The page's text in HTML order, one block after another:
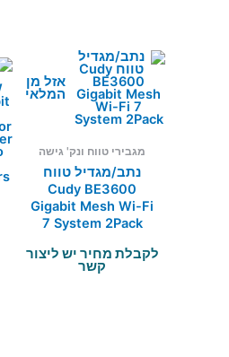
אזל מן
המלאי
מגבירי טווח ונק' גישה
נתב/מגדיל טווח
Cudy BE3600
Gigabit Mesh Wi-Fi
7 System 2Pack
לקבלת מחיר יש ליצור
קשר